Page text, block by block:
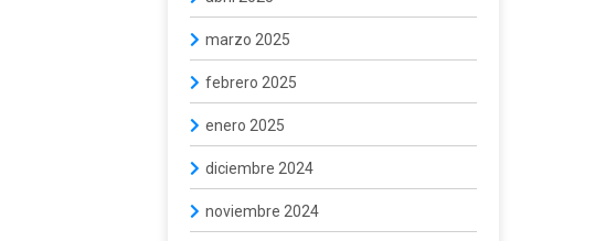
marzo 2025
febrero 2025
enero 2025
diciembre 2024
noviembre 2024